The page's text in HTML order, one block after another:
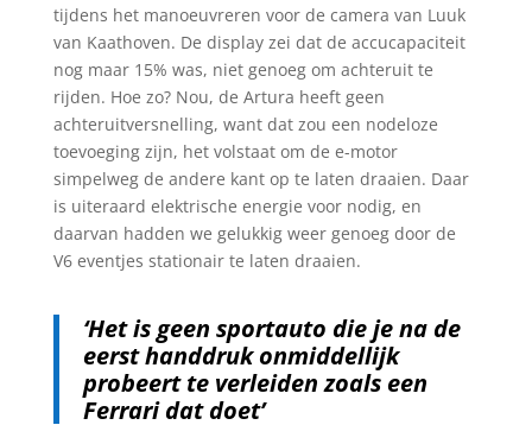
tijdens het manoeuvreren voor de camera van Luuk
van Kaathoven. De display zei dat de accucapaciteit
nog maar 15% was, niet genoeg om achteruit te
rijden. Hoe zo? Nou, de Artura heeft geen
achteruitversnelling, want dat zou een nodeloze
toevoeging zijn, het volstaat om de e-motor
simpelweg de andere kant op te laten draaien. Daar
is uiteraard elektrische energie voor nodig, en
daarvan hadden we gelukkig weer genoeg door de
V6 eventjes stationair te laten draaien.
‘Het is geen sportauto die je na de
eerst handdruk onmiddellijk
probeert te verleiden zoals een
Ferrari dat doet’